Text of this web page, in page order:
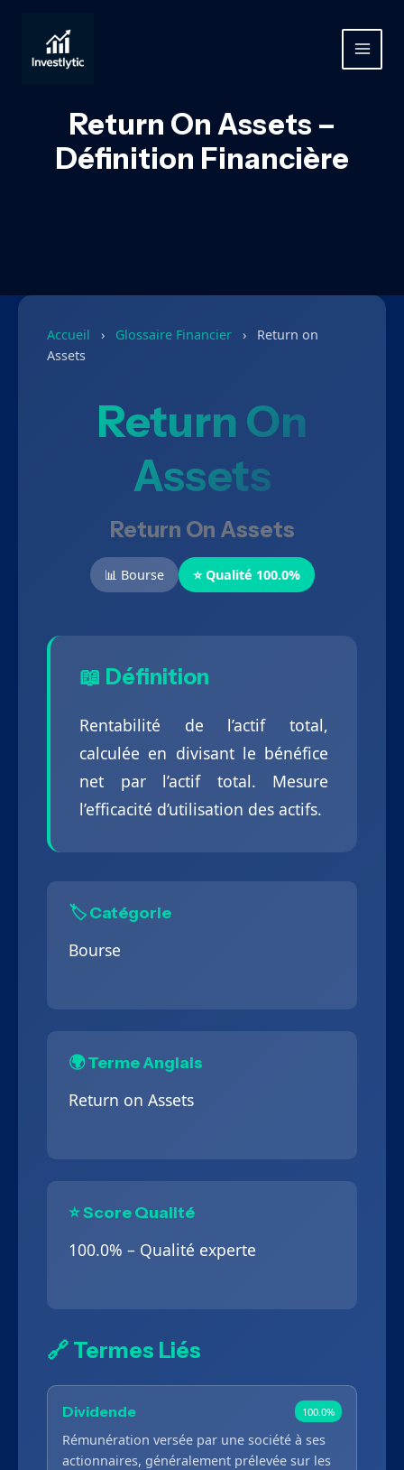
contenu
MAIN
Return On Assets –
Définition Financière
Accueil › Glossaire Financier ›
Return on
Assets
Return On
Assets
Return On Assets
📊 Bourse ⭐ Qualité 100.0%
📖 Définition
Rentabilité de l’actif total,
calculée en divisant le bénéfice
net par l’actif total. Mesure
l’efficacité d’utilisation des actifs.
🏷️ Catégorie
Bourse
🌍 Terme Anglais
Return on Assets
⭐ Score Qualité
100.0% – Qualité experte
🔗 Termes Liés
Dividende 100.0%
Rémunération versée par une société à ses
actionnaires, généralement prélevée sur les